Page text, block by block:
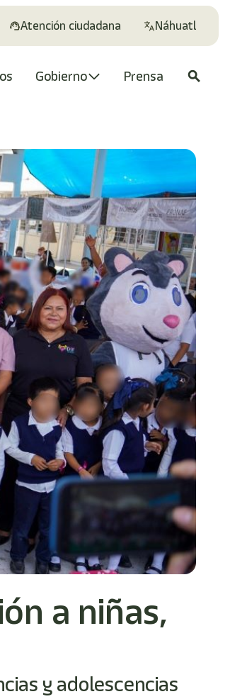
Atención ciudadana Náhuatl
Gobierno Prensa search
a niñas,
y adolescencias